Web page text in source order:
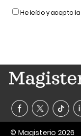
He leído y acepto la
© Magisterio 2026